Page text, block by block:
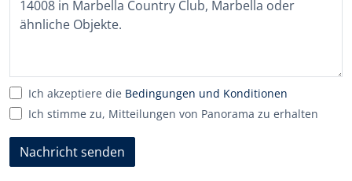
Ich akzeptiere die Bedingungen und Konditionen
Ich stimme zu, Mitteilungen von Panorama zu erhalten
Nachricht senden